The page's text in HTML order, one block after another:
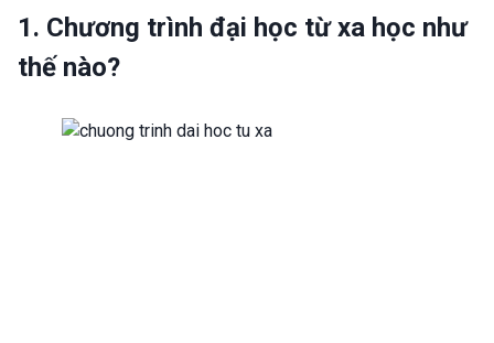
1. Chương trình đại học từ xa học như
thế nào?